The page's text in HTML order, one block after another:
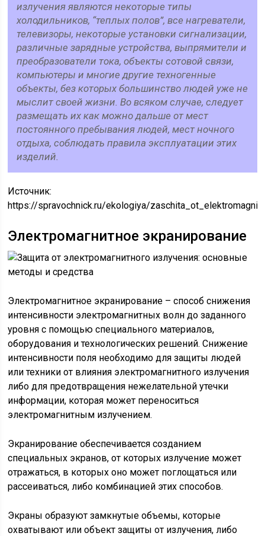
излучения являются некоторые типы
холодильников, “теплых полов”, все нагреватели,
телевизоры, некоторые установки сигнализации,
различные зарядные устройства, выпрямители и
преобразователи тока, объекты сотовой связи,
компьютеры и многие другие техногенные
объекты, без которых большинство людей уже не
мыслит своей жизни. Во всяком случае, следует
размещать их как можно дальше от мест
постоянного пребывания людей, мест ночного
отдыха, соблюдать правила эксплуатации этих
изделий.
Источник:
https://spravochnick.ru/ekologiya/
Электромагнитное экранирование
Электромагнитное экранирование – способ снижения
интенсивности электромагнитных волн до заданного
уровня с помощью специального материалов,
оборудования и технологических решений. Снижение
интенсивности поля необходимо для защиты людей
или техники от влияния электромагнитного излучения
либо для предотвращения нежелательной утечки
информации, которая может переноситься
электромагнитным излучением.
Экранирование обеспечивается созданием
специальных экранов, от которых излучение может
отражаться, в которых оно может поглощаться или
рассеиваться, либо комбинацией этих способов.
Экраны образуют замкнутые объемы, которые
охватывают или объект защиты от излучения, либо